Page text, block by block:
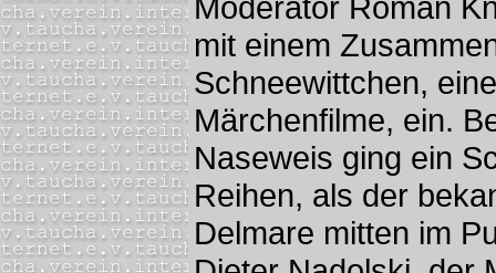
mit einem
Schneewittchen,
Märchenfilme, ein.
Naseweis ging ein
Reihen, als der
Delmare mitten im